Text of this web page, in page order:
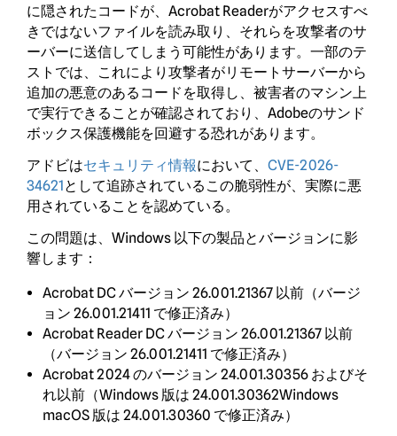
に隠されたコードが、Acrobat Readerがアクセスすべ
きではないファイルを読み取り、それらを攻撃者のサ
ーバーに送信してしまう可能性があります。一部のテ
ストでは、これにより攻撃者がリモートサーバーから
追加の悪意のあるコードを取得し、被害者のマシン上
で実行できることが確認されており、Adobeのサンド
ボックス保護機能を回避する恐れがあります。
アドビはセキュリティ情報において、 CVE-2026-
34621として追跡されているこの脆弱性が、実際に悪
用されていることを認めている。
この問題は、Windows 以下の製品とバージョンに影
響します：
Acrobat DC バージョン 26.001.21367 以前（バージ
ョン 26.001.21411 で修正済み）
Acrobat Reader DC バージョン 26.001.21367 以前
（バージョン 26.001.21411 で修正済み）
Acrobat 2024 のバージョン 24.001.30356 およびそ
れ以前（Windows 版は 24.001.30362Windows
macOS 版は 24.001.30360 で修正済み）